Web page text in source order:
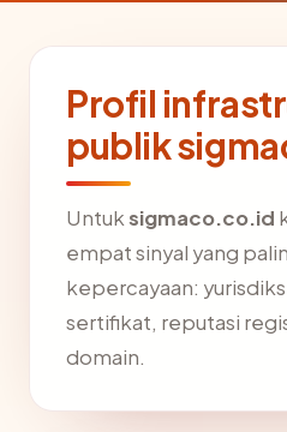
Profil
publik
Untuksigmaco.co.id
empat sinyal yang
kepercayaan:
sertifikat, reputasi
domain.